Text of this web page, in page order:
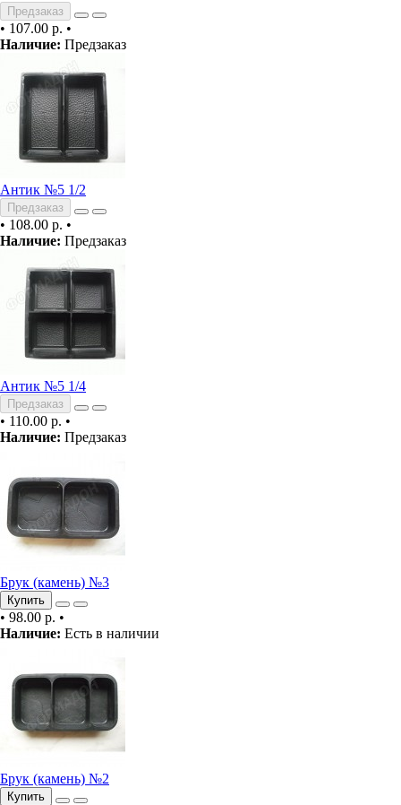
Предзаказ
• 107.00 р. •
Наличие: Предзаказ
Антик №5 1/2
Предзаказ
• 108.00 р. •
Наличие: Предзаказ
Антик №5 1/4
Предзаказ
• 110.00 р. •
Наличие: Предзаказ
Брук (камень) №3
Купить
• 98.00 р. •
Наличие: Есть в наличии
Брук (камень) №2
Купить